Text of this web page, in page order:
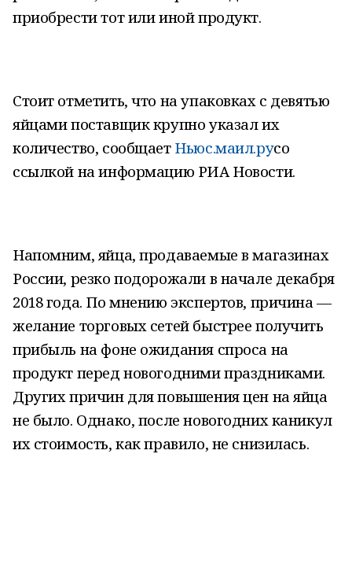
приобрести тот или иной продукт.
Стоит отметить, что на упаковках с девятью
яйцами поставщик крупно указал их
количество, сообщает Ньюс.маил.русо
ссылкой на информацию РИА Новости.
Напомним, яйца, продаваемые в магазинах
России, резко подорожали в начале декабря
2018 года. По мнению экспертов, причина —
желание торговых сетей быстрее получить
прибыль на фоне ожидания спроса на
продукт перед новогодними праздниками.
Других причин для повышения цен на яйца
не было. Однако, после новогодних каникул
их стоимость, как правило, не снизилась.